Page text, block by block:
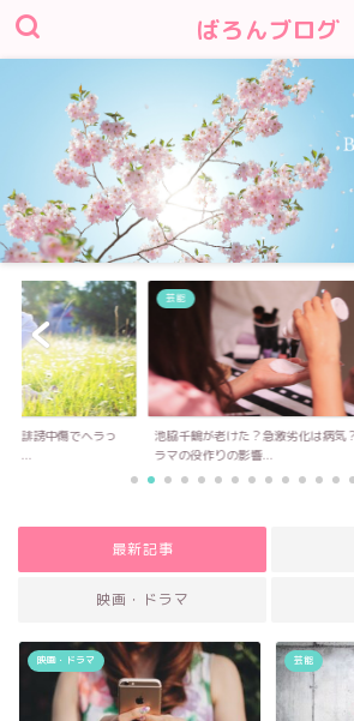
ばろんブログ
は誹謗中傷でヘラっ
芸能
池脇千鶴が老けた？急激劣化は病気
ラマの役作りの影響...
最新記事
映画・ドラマ
映画・ドラマ 芸能